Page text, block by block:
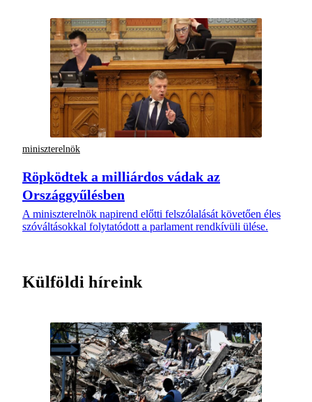
miniszterelnök
Röpködtek a milliárdos vádak az
Országgyűlésben
A miniszterelnök napirend előtti felszólalását követően éles
szóváltásokkal folytatódott a parlament rendkívüli ülése.
Külföldi híreink